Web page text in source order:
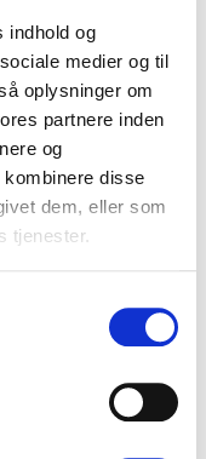
indhold og
medier og til
oplysninger om
partnere inden
og
disse
dem, eller som
tjenester.
Conferences